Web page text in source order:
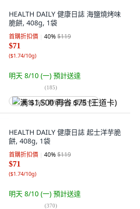
HEALTH DAILY 健康日誌 海鹽燒烤味
脆餅, 408g, 1袋
首購折扣價 40%$119
$71
($1.74/10g)
明天 8/10 (一) 預計送達
(185)
满 $1,500 再省 $75 (王道卡)
HEALTH DAILY 健康日誌 起士洋芋脆
餅, 408g, 1袋
首購折扣價 40%$119
$71
($1.74/10g)
明天 8/10 (一) 預計送達
(370)